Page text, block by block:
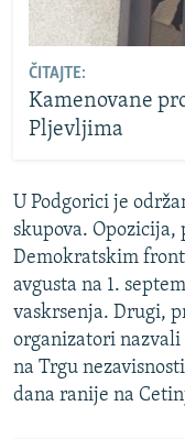
ČITAJTE:
Kamenovane
Pljevljima
U Podgorici je
skupova. Opozicija,
Demokratskim
avgusta na 1.
vaskrsenja. Drugi,
organizatori
na Trgu
dana ranije na